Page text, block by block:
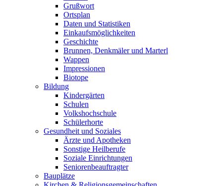
Grußwort
Ortsplan
Daten und Statistiken
Einkaufsmöglichkeiten
Geschichte
Brunnen, Denkmäler und Marterl
Wappen
Impressionen
Biotope
Bildung
Kindergärten
Schulen
Volkshochschule
Schülerhorte
Gesundheit und Soziales
Ärzte und Apotheken
Sonstige Heilberufe
Soziale Einrichtungen
Seniorenbeauftragter
Bauplätze